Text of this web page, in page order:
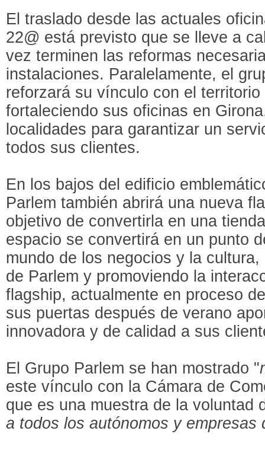
El traslado desde las actuales
22@ está previsto que se lleve a
vez terminen las reformas
instalaciones. Paralelamente, el
reforzará su vínculo con el
fortaleciendo sus oficinas en
localidades para garantizar un
todos sus clientes.
En los bajos del edificio
Parlem también abrirá una nueva
objetivo de convertirla en una
espacio se convertirá en un punto
mundo de los negocios y la
de Parlem y promoviendo la
flagship, actualmente en proceso
sus puertas después de verano
innovadora y de calidad a sus
El Grupo Parlem se han mostrado "
este vínculo con la Cámara de
que es una muestra de la voluntad
a todos los autónomos y empresas